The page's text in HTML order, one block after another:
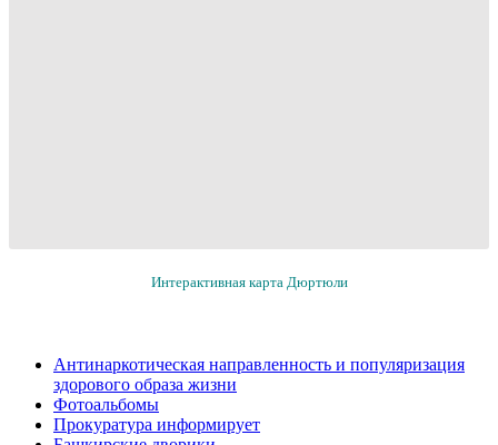
Интерактивная карта Дюртюли
Антинаркотическая направленность и популяризация
здорового образа жизни
Фотоальбомы
Прокуратура информирует